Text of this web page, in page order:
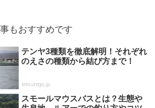
もおすすめです
テンヤ3種類を徹底解明！それぞれ
のえさの種類から結び方まで！
leisurego.jp
スモールマウスバスとは？生態や